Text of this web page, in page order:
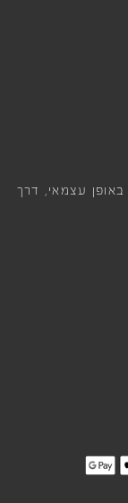
עצמאי, דרך